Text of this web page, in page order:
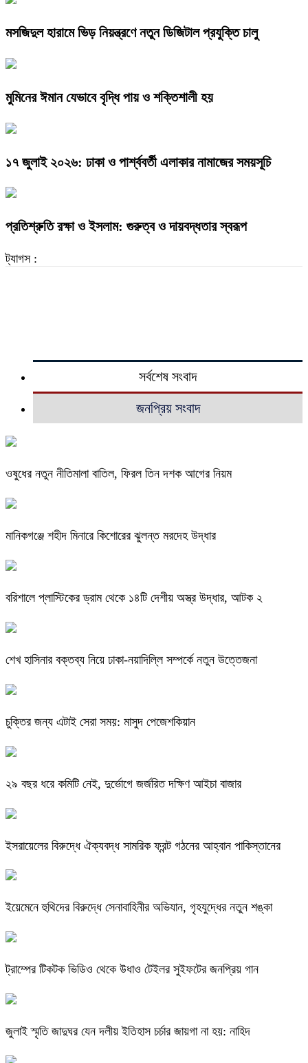
মসজিদুল হারামে ভিড় নিয়ন্ত্রণে নতুন ডিজিটাল প্রযুক্তি চালু
মুমিনের ঈমান যেভাবে বৃদ্ধি পায় ও শক্তিশালী হয়
১৭ জুলাই ২০২৬: ঢাকা ও পার্শ্ববর্তী এলাকার নামাজের সময়সূচি
প্রতিশ্রুতি রক্ষা ও ইসলাম: গুরুত্ব ও দায়বদ্ধতার স্বরূপ
ট্যাগস :
সর্বশেষ সংবাদ
জনপ্রিয় সংবাদ
ওষুধের নতুন নীতিমালা বাতিল, ফিরল তিন দশক আগের নিয়ম
মানিকগঞ্জে শহীদ মিনারে কিশোরের ঝুলন্ত মরদেহ উদ্ধার
বরিশালে প্লাস্টিকের ড্রাম থেকে ১৪টি দেশীয় অস্ত্র উদ্ধার, আটক ২
শেখ হাসিনার বক্তব্য নিয়ে ঢাকা-নয়াদিল্লি সম্পর্কে নতুন উত্তেজনা
চুক্তির জন্য এটাই সেরা সময়: মাসুদ পেজেশকিয়ান
২৯ বছর ধরে কমিটি নেই, দুর্ভোগে জর্জরিত দক্ষিণ আইচা বাজার
ইসরায়েলের বিরুদ্ধে ঐক্যবদ্ধ সামরিক ফ্রন্ট গঠনের আহ্বান পাকিস্তানের
ইয়েমেনে হুথিদের বিরুদ্ধে সেনাবাহিনীর অভিযান, গৃহযুদ্ধের নতুন শঙ্কা
ট্রাম্পের টিকটক ভিডিও থেকে উধাও টেইলর সুইফটের জনপ্রিয় গান
জুলাই স্মৃতি জাদুঘর যেন দলীয় ইতিহাস চর্চার জায়গা না হয়: নাহিদ